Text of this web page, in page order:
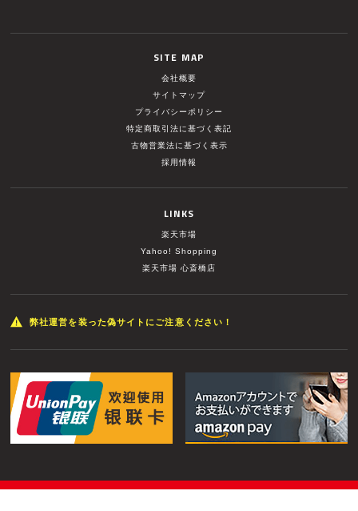
SITE MAP
会社概要
サイトマップ
プライバシーポリシー
特定商取引法に基づく表記
古物営業法に基づく表示
採用情報
LINKS
楽天市場
Yahoo! Shopping
楽天市場 心斎橋店
弊社運営を装った偽サイトにご注意ください！